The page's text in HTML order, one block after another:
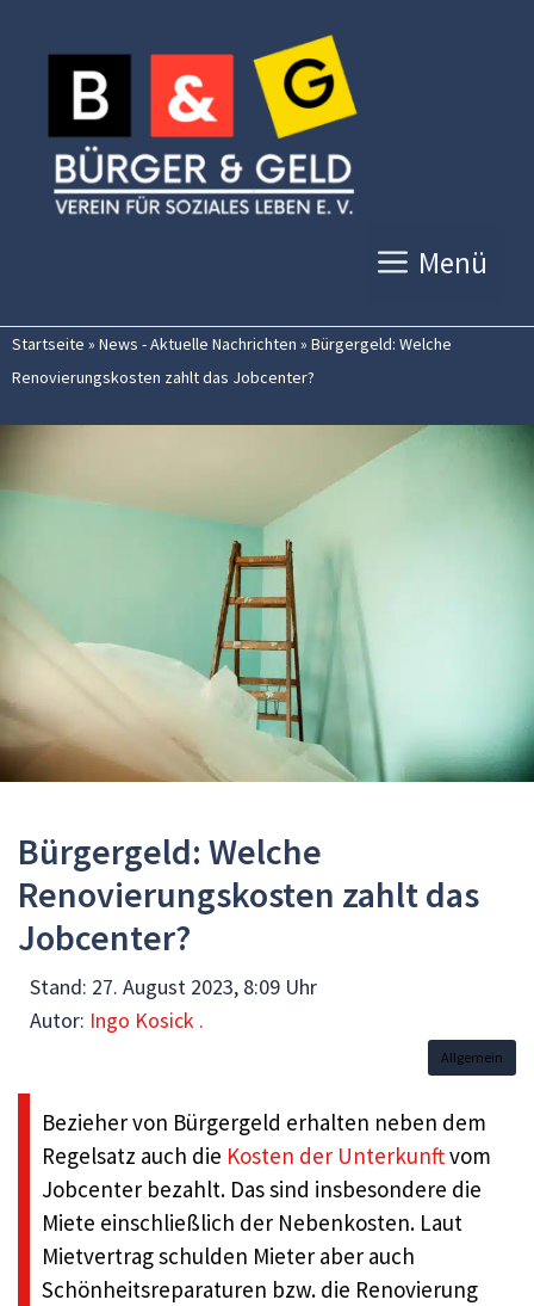
Inhalt
springen
Menü
Startseite » News - Aktuelle Nachrichten » Bürgergeld: Welche
Renovierungskosten zahlt das Jobcenter?
Bürgergeld: Welche
Renovierungskosten zahlt das
Jobcenter?
Stand: 27. August 2023, 8:09 Uhr
Autor: Ingo Kosick .
Allgemein
Bezieher von Bürgergeld erhalten neben dem
Regelsatz auch die Kosten der Unterkunftvom
Jobcenter bezahlt. Das sind insbesondere die
Miete einschließlich der Nebenkosten. Laut
Mietvertrag schulden Mieter aber auch
Schönheitsreparaturen bzw. die Renovierung